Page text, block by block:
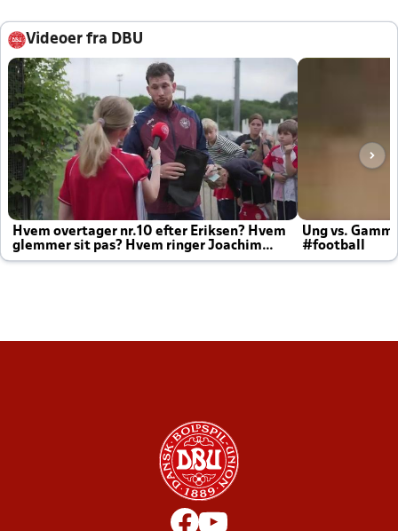
Videoer fra DBU
Hvem overtager nr.10 efter Eriksen? Hvem
glemmer sit pas? Hvem ringer Joachim
altid til efter kampe?
Ung vs.
#football